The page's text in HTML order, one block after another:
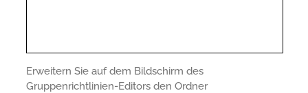
Erweitern Sie auf dem Bildschirm des
Gruppenrichtlinien-Editors den Ordner